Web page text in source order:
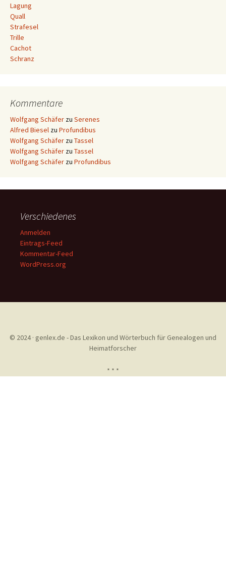
Lagung
Quall
Strafesel
Trille
Cachot
Schranz
Kommentare
Wolfgang Schäfer zu Serenes
Alfred Biesel zu Profundibus
Wolfgang Schäfer zu Tassel
Wolfgang Schäfer zu Tassel
Wolfgang Schäfer zu Profundibus
Verschiedenes
Anmelden
Eintrags-Feed
Kommentar-Feed
WordPress.org
© 2024 · genlex.de - Das Lexikon und Wörterbuch für Genealogen und
Heimatforscher
* * *